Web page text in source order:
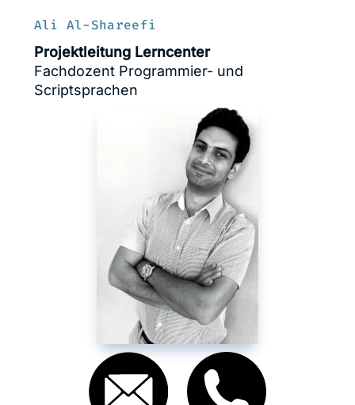
Ali Al-Shareefi
Projektleitung Lerncenter
Fachdozent Programmier- und
Scriptsprachen